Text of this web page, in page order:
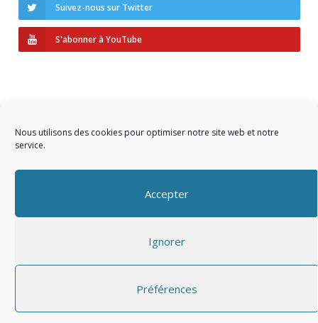
Nous utilisons des cookies pour optimiser notre site web et notre
service.
Accepter
Ignorer
Préférences
Suivez-nous sur Twitter
S'abonner à YouTube
Copyright © 2023 AIDF
Présentation